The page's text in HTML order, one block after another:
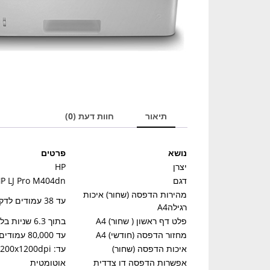
תיאור חוות דעת (0)
נושא
פרטים
יצרן
HP
דגם
LJ Pro M404dn
מהירות הדפסה (שחור) איכות
רגילהA4
עד 38 עמודים לדקה
פלט דף ראשון ( שחור) A4
בתוך 6.3 שניות בלבד
מחזור הדפסה (חודשי) A4
עד 80,000 עמודים
איכות הדפסה (שחור)
עד: 1200x1200dpi
אפשרות הדפסה דו צדדית
אוטומטית